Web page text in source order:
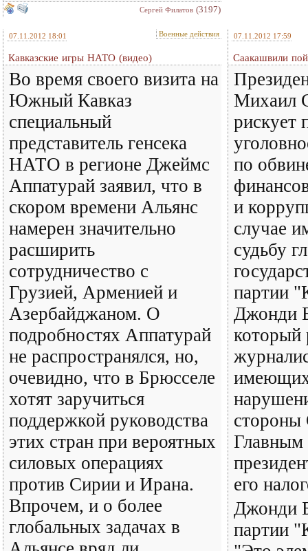
Сергей Филатов (3197)
07.11.2012 18:01 Военные действия
Кавказские игры НАТО (видео)
Во время своего визита на
Южный Кавказ
специальный
представитель генсека
НАТО в регионе Джеймс
Аппатурай заявил, что в
скором времени Альянс
намерен значительно
расширить
сотрудничество с
Грузией, Арменией и
Азербайджаном. О
подробностях Аппатурай
не распространялся, но,
очевидно, что в Брюсселе
хотят заручиться
поддержкой руководства
этих стран при вероятных
силовых операциях
против Сирии и Ирана.
Впрочем, и о более
глобальных задачах в
07.11.2012 17:59
Саакашвили
Михаил
рискует
по
и
случае
судьбу
партии
Джонди
который
стороны
Главным
его
Джонди
партии